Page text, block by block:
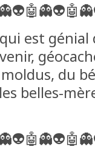
est génial
du
belles-